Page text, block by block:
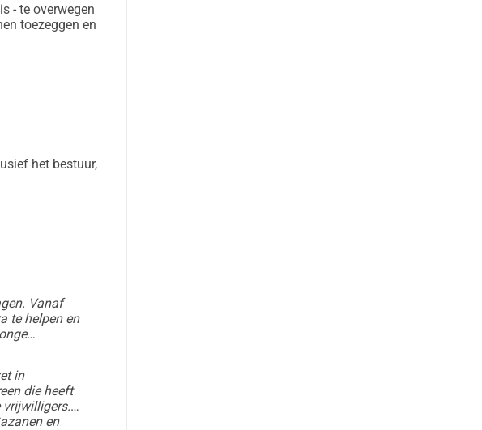
- te overwegen
toezeggen en
het bestuur,
Vanaf
te helpen en
in
die heeft
vrijwilligers.
en